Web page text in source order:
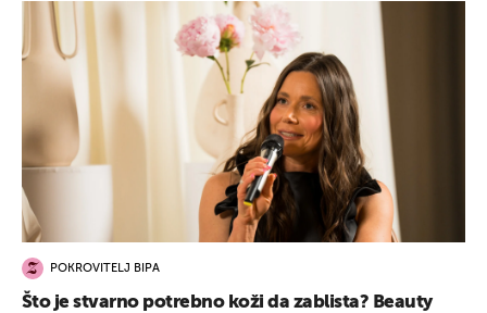
POKROVITELJ BIPA
Što je stvarno potrebno koži da zablista? Beauty